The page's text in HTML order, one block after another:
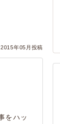
2015年05月投稿
をハッ